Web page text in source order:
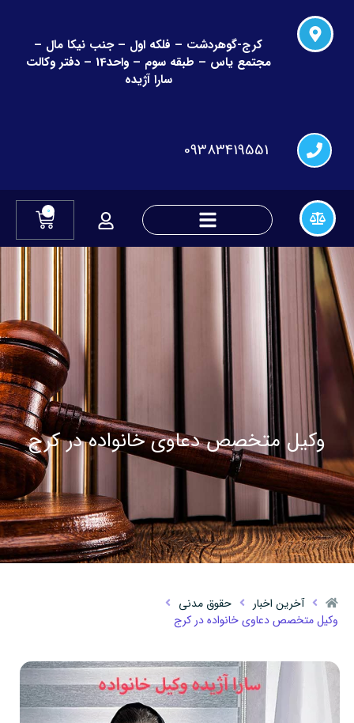
کرج-گوهردشت – فلکه اول – جنب نیکا مال –
مجتمع یاس – طبقه سوم – واحد14 – دفتر وکالت
سارا آژیده
09383419551
0
وکیل متخصص دعاوی خانواده در کرج
آخرین اخبار
حقوق مدنی
وکیل متخصص دعاوی خانواده در کرج